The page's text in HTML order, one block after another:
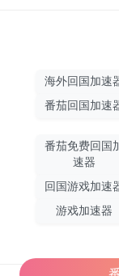
海外回国加速
番茄回国加速
番茄免费回国
速器
回国游戏加速
游戏加速器